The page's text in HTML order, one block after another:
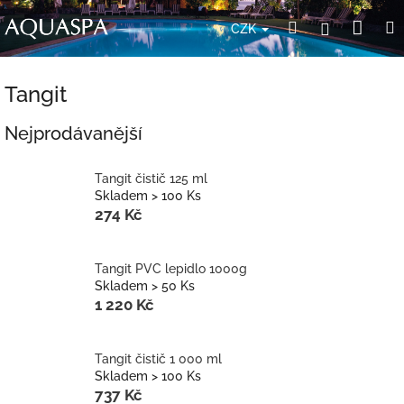
Přejít
na
obsah
CZK HledatPřihlášení
Tangit
Nejprodávanější
Tangit čistič 125 ml
Skladem > 100 Ks
274 Kč
Tangit PVC lepidlo 1000g
Skladem > 50 Ks
1 220 Kč
Tangit čistič 1 000 ml
Skladem > 100 Ks
737 Kč